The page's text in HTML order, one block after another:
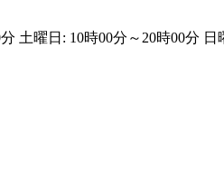
土曜日: 10時00分～20時00分 日